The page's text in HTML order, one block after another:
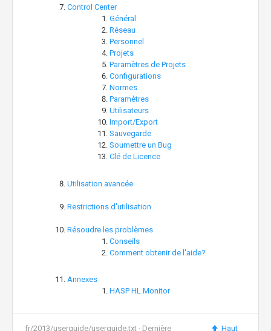
Control Center
Général
Réseau
Personnel
Projets
Paramètres de Projets
Configurations
Normes
Paramètres
Utilisateurs
Import/Export
Sauvegarde
Soumettre un Bug
Clé de Licence
Utilisation avancée
Restrictions d'utilisation
Résoudre les problèmes
Conseils
Comment obtenir de l'aide?
Annexes
HASP HL Monitor
fr/2013/userguide/userguide.txt · Dernière Haut